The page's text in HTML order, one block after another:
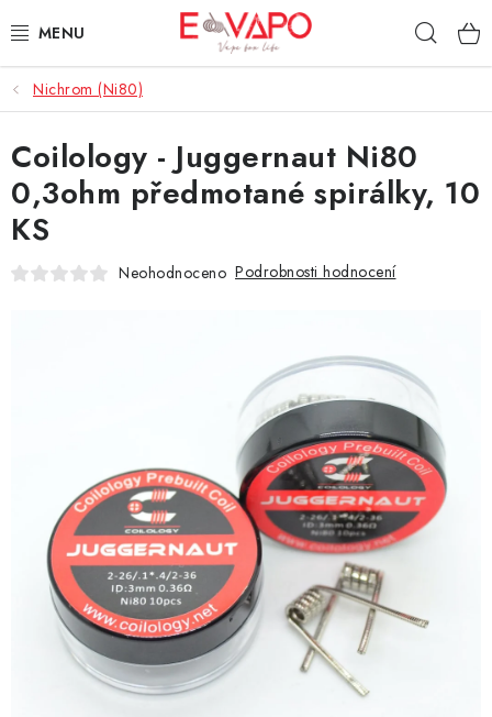
na
3D TISK
TIPY ZA DOBROU CENU
AROMATA A PŘÍCHUTĚ
BÁZE
DÁRKOVÉ VOUCHERY
ATOMIZÉRY A CARTRIDGE
BATERIE A NABÍJEČKY
Nichrom (Ni80)
Coilology - Juggernaut Ni80
0,3ohm předmotané spirálky, 10
KS
Neohodnoceno Podrobnosti hodnocení